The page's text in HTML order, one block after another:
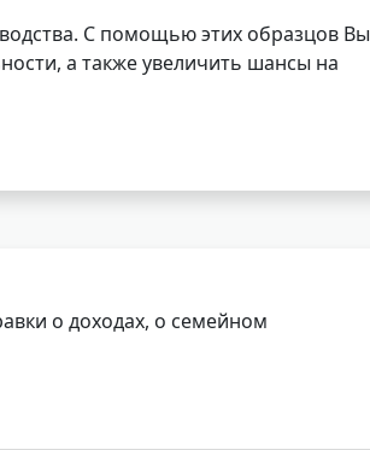
С помощью этих образцов Вы
а также увеличить шансы на
о доходах, о семейном